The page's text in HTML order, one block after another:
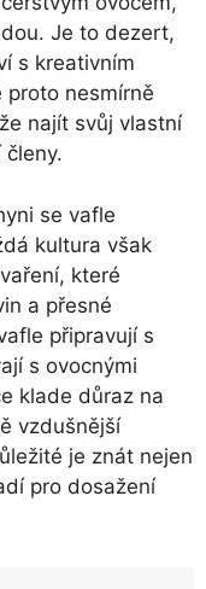
Je to dezert,
s kreativním
proto nesmírně
najít svůj vlastní
se vafle
kultura však
které
a přesné
připravují s
s ovocnými
klade důraz na
vzdušnější
je znát nejen
pro dosažení